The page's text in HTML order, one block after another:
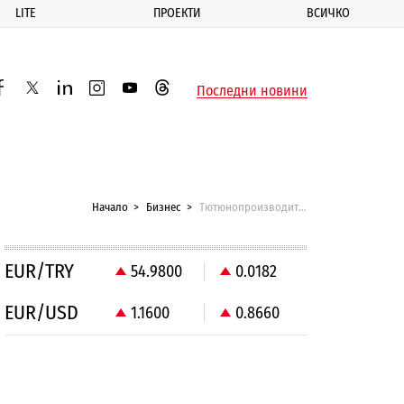
LITE ПРОЕКТИ ВСИЧКО
twitterlinkedininstagram
youtubethreadsПоследни новини
Начало Бизнес Тютюнопроизводителите планират нови протести
EUR/TRY 54.9800 0.0182
EUR/USD 1.1600 0.8660